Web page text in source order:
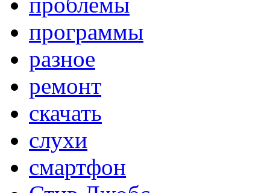
программы
разное
ремонт
скачать
слухи
смартфон